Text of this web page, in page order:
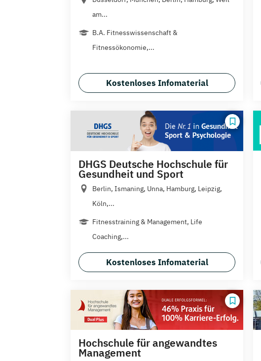
am...
B.A. Fitnesswissenschaft &
Fitnessökonomie,...
Kostenloses Infomaterial
DHGS Deutsche Hochschule für
Gesundheit und Sport
Berlin, Ismaning, Unna, Hamburg, Leipzig,
Köln,...
Fitnesstraining & Management, Life
Coaching,...
Kostenloses Infomaterial
Hochschule für angewandtes
Management